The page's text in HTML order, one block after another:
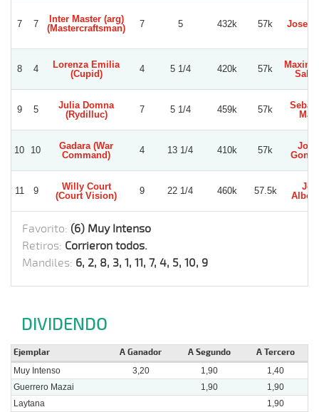
7 7
Inter Master (arg)
(Mastercraftsman)
7 5 432k 57k Jose
8 4
Lorenza Emilia
(Cupid)
4 5 1/4 420k 57k
9 5
Julia Domna
(Rydilluc)
7 5 1/4 459k 57k
10 10
Gadara (War
Command)
4 13 1/4 410k 57k
11 9
Willy Court
(Court Vision)
9 22 1/4 460k 57.5k
Favorito: (6) Muy Intenso
Retiros: Corrieron todos.
Mandiles: 6, 2, 8, 3, 1, 11, 7, 4, 5, 10, 9
DIVIDENDO
Ejemplar A Ganador A Segundo A Tercero
Muy Intenso 3,20 1,90
1,40
Guerrero Mazai
1,90
1,90
Laytana
1,90